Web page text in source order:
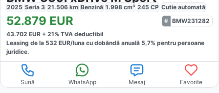
2025 Seria 3 21.506 km Benzină 1.998 cm³ 245 CP Cutie automată
52.879 EUR
BMW231282
43.702 EUR + 21% TVA deductibil
Leasing de la 532 EUR/luna cu dobăndă anuală 5,7% pentru persoane
juridice.
Sună WhatsApp Mesaj Favorite